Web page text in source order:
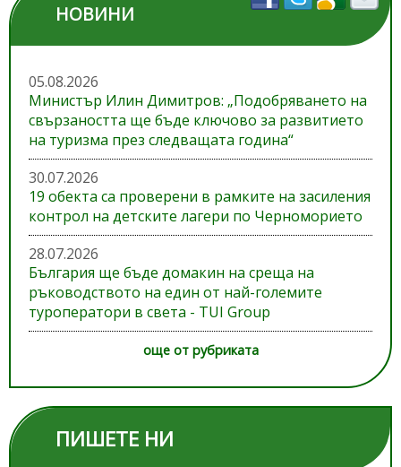
НОВИНИ
05.08.2026
Министър Илин Димитров: „Подобряването на
свързаността ще бъде ключово за развитието
на туризма през следващата година“
30.07.2026
19 обекта са проверени в рамките на засиления
контрол на детските лагери по Черноморието
28.07.2026
България ще бъде домакин на среща на
ръководството на един от най-големите
туроператори в света - TUI Group
още от рубриката
ПИШЕТЕ НИ